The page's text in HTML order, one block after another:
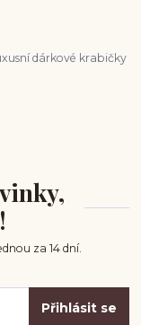
dárkové krabičky
za 14 dní.
Přihlásit se